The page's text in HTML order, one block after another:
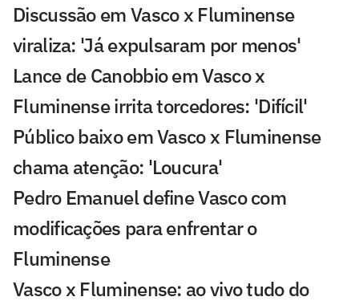
Discussão em Vasco x Fluminense
viraliza: 'Já expulsaram por menos'
Lance de Canobbio em Vasco x
Fluminense irrita torcedores: 'Difícil'
Público baixo em Vasco x Fluminense
chama atenção: 'Loucura'
Pedro Emanuel define Vasco com
modificações para enfrentar o
Fluminense
Vasco x Fluminense: ao vivo tudo do